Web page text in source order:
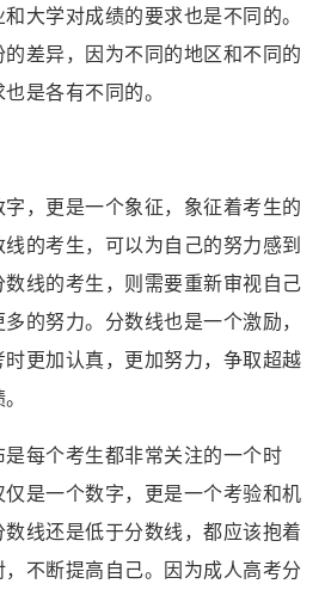
大学对成绩的要求也是不同的。
差异，因为不同的地区和不同的
是各有不同的。
，更是一个象征，象征着考生的
的考生，可以为自己的努力感到
线的考生，则需要重新审视自己
的努力。分数线也是一个激励，
更加认真，更加努力，争取超越
每个考生都非常关注的一个时
是一个数字，更是一个考验和机
线还是低于分数线，都应该抱着
不断提高自己。因为成人高考分